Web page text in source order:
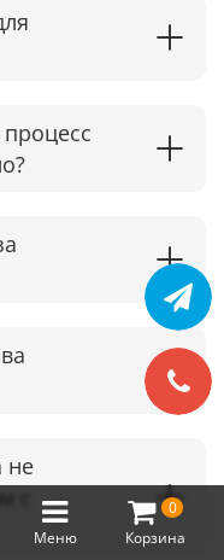
Меню
0
Корзина
не
с